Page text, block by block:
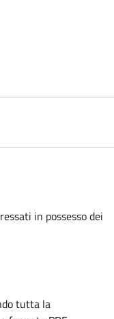
in possesso dei
tutta la